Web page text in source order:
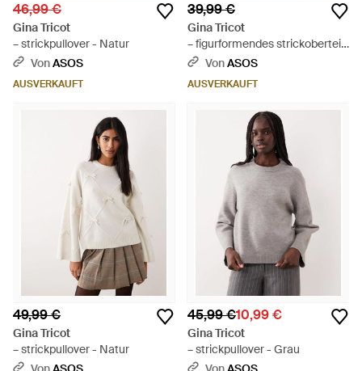
46,99 €
Gina Tricot
– strickpullover - Natur
VonASOS
AUSVERKAUFT
39,99 €
Gina Tricot
– figurformendes strickoberteil
- Schwarz
VonASOS
AUSVERKAUFT
49,99 €
Gina Tricot
– strickpullover - Natur
45,99 €10,99 €
Gina Tricot
– strickpullover - Grau